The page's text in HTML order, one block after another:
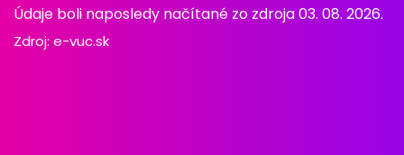
Údaje boli naposledy načítané zo zdroja 03. 08. 2026.
Zdroj: e-vuc.sk